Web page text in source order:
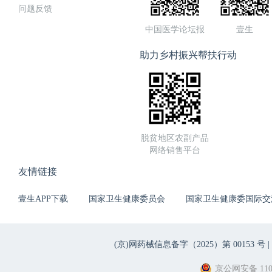
问题反馈
中国医学论坛报 壹生
助力乡村振兴帮扶行动
脱贫地区农副产品
网络销售平台
友情链接
壹生APP下载 国家卫生健康委员会 国家卫生健康委国际
(京)网药械信息备字（2025）第 00153 号 |
京公网安备